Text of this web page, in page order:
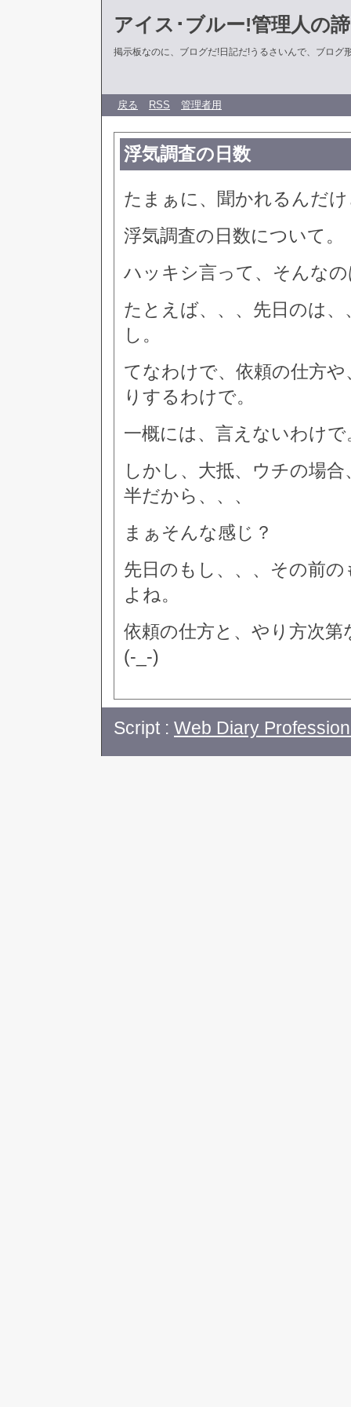
アイス･ブルー!管理人の
掲示板なのに、ブログだ!日記だ!うるさいんで、ブログ
戻る RSS 管理者用
浮気調査の日数
たまぁに、聞かれるんだ
浮気調査の日数について。
ハッキシ言って、そんな
たとえば、、、先日のは
し。
てなわけで、依頼の仕方
りするわけで。
一概には、言えないわけで
しかし、大抵、ウチの場
半だから、、、
まぁそんな感じ？
先日のもし、、、その前
よね。
依頼の仕方と、やり方次第
(-_-)
Script : Web Diary